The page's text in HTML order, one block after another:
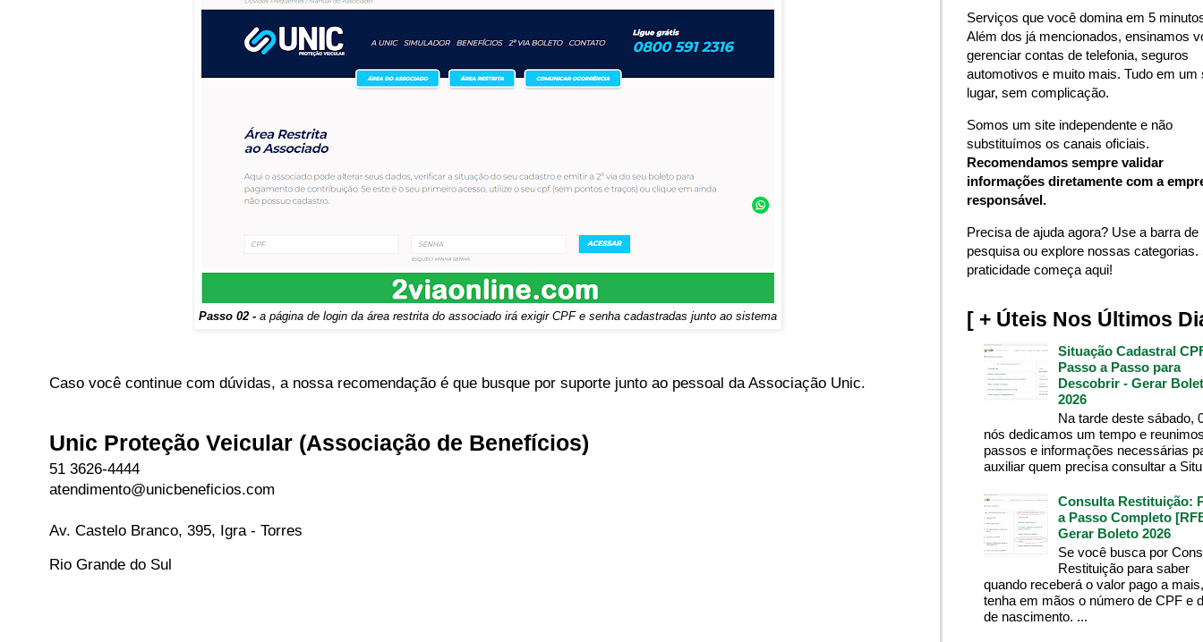
Passo 02 - a página de login da área restrita do associado irá exigir CPF e senha cadastradas junto ao sistema
Caso você continue com dúvidas, a nossa recomendação é que busque por suporte junto ao pessoal da Associação Unic.
Unic Proteção Veicular (Associação de Benefícios)
51 3626-4444
atendimento@unicbeneficios.com
Av. Castelo Branco, 395, Igra - Torres
Rio Grande do Sul
Serviços que você domina em 5
Além dos já mencionados, ensinamos
gerenciar contas de telefonia, seguros
automotivos e muito mais. Tudo em um
lugar, sem complicação.
Somos um site independente e não
substituímos os canais oficiais.
Recomendamos sempre validar
informações diretamente com a
responsável.
Precisa de ajuda agora? Use a barra de
pesquisa ou explore nossas categorias.
praticidade começa aqui!
[ + Úteis Nos Últimos
Situação Cadastral
Passo a Passo para
Descobrir - Gerar
2026
Na tarde deste sábado,
nós dedicamos um tempo e
passos e informações necessárias
auxiliar quem precisa consultar a
Consulta Restituição:
a Passo Completo
Gerar Boleto 2026
Se você busca por
Restituição para saber
quando receberá o valor pago a mais,
tenha em mãos o número de CPF e
de nascimento. ...